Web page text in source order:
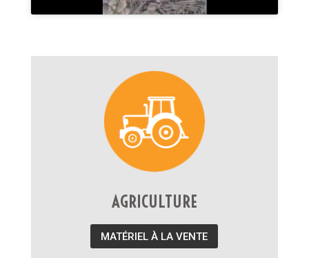
AGRICULTURE
MATÉRIEL À LA VENTE